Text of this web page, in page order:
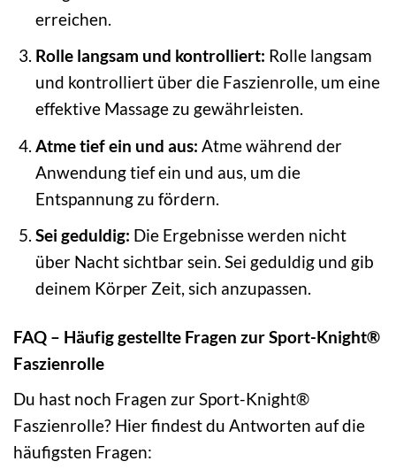
erreichen.
Rolle langsam und kontrolliert: Rolle langsam
und kontrolliert über die Faszienrolle, um eine
effektive Massage zu gewährleisten.
Atme tief ein und aus: Atme während der
Anwendung tief ein und aus, um die
Entspannung zu fördern.
Sei geduldig: Die Ergebnisse werden nicht
über Nacht sichtbar sein. Sei geduldig und gib
deinem Körper Zeit, sich anzupassen.
FAQ – Häufig gestellte Fragen zur Sport-Knight®
Faszienrolle
Du hast noch Fragen zur Sport-Knight®
Faszienrolle? Hier findest du Antworten auf die
häufigsten Fragen: